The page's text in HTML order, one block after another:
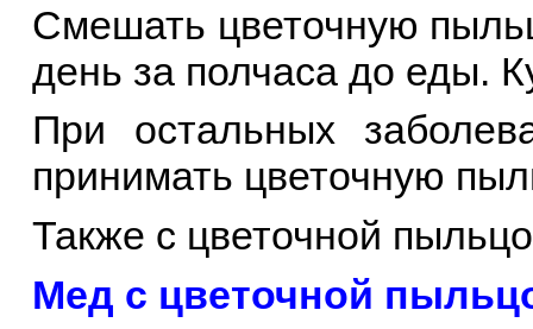
Смешать цветочную
день за полчаса до еды.
При остальных
принимать цветочную
Также с цветочной
Мед с цветочной